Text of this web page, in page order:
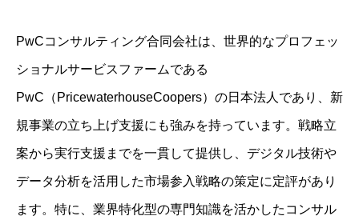
PwCコンサルティング合同会社は、世界的なプロフェッ
ショナルサービスファームである
PwC（PricewaterhouseCoopers）の日本法人であり、新
規事業の立ち上げ支援にも強みを持っています。戦略立
案から実行支援までを一貫して提供し、デジタル技術や
データ分析を活用した市場参入戦略の策定に定評があり
ます。特に、業界特化型の専門知識を活かしたコンサル